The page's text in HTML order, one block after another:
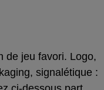
de jeu favori. Logo,
signalétique :